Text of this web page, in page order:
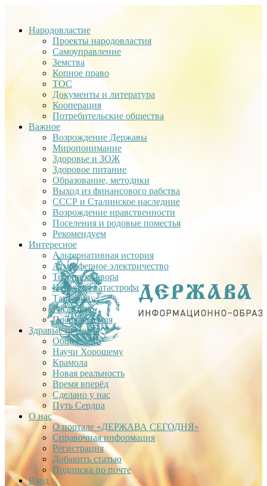
Народовластие
Проекты народовластия
Самоуправление
Земства
Копное право
ТОС
Документы и литература
Кооперация
Потребительские общества
Важное
Возрождение Державы
Миропонимание
Здоровье и ЗОЖ
Здоровое питание
Образование, методики
Выход из финансового рабства
СССР и Сталинское наследние
Возрождение нравственности
Поселения и родовые поместья
Рекомендуем
Интересное
Альтернативная история
Атмосферное электричество
Теория заговора
Недавняя катастрофа
Тартария
Гиганты
Плоская Земля
Здравые проекты
Общее дело
Научи Хорошему
Крамола
Новая реальность
Время вперёд
Сделано у нас
Путь Сердца
О нас
О портале «ДЕРЖАВА СЕГОДНЯ»
Справочная информация
Регистрация
Добавить статью
Подписка по почте
Вход